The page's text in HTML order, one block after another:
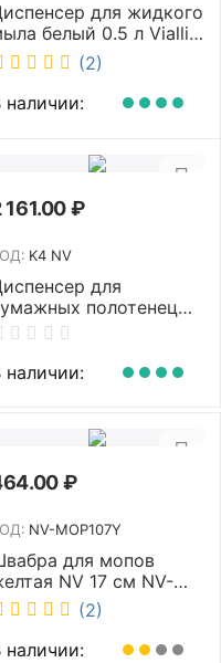
для жидкого
белый 0.5 л Vialli
(2)
наличии:
161.00₽
K4 NV
для
полотенец
белый K4 NV
наличии:
₽
NV-MOP107Y
для мопов
NV 17 см NV-
(2)
наличии: